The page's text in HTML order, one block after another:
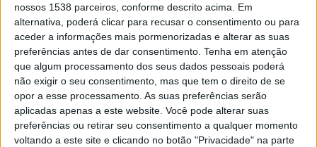
nossos 1538 parceiros, conforme descrito acima. Em
alternativa, poderá clicar para recusar o consentimento ou para
aceder a informações mais pormenorizadas e alterar as suas
preferências antes de dar consentimento. Tenha em atenção
que algum processamento dos seus dados pessoais poderá
não exigir o seu consentimento, mas que tem o direito de se
opor a esse processamento. As suas preferências serão
aplicadas apenas a este website. Você pode alterar suas
preferências ou retirar seu consentimento a qualquer momento
voltando a este site e clicando no botão "Privacidade" na parte
exterminação dos ninhos não devem ser usadas armas
de fogo, mesmo no caso de difícil acesso pois este
método só provoca a destruição parcial do ninho e
contribui para a dispersão e disseminação da vespa
asiática por constituição de novos ninhos.